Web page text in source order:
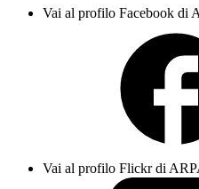
Vai al profilo Facebook di
Vai al profilo Flickr di